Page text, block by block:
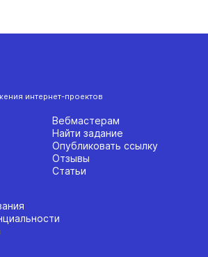
интернет-проектов
Вебмастерам
Найти задание
Опубликовать ссылку
Отзывы
Статьи